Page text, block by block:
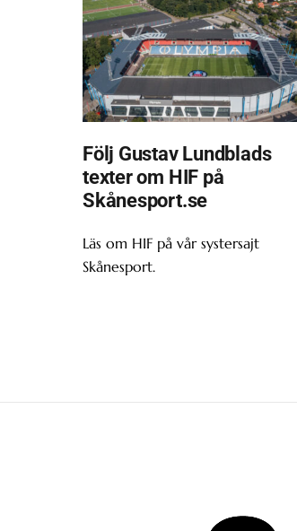
Följ Gustav Lundblads
texter om HIF på
Skånesport.se
Läs om HIF på vår systersajt
Skånesport.